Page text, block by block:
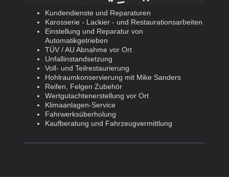
Kundendienste und Reparaturen
Karosserie - Lackier - und Restaurationsarbeiten
Einstellung und Reparatur von
Automatikgetrieben
TÜV / AU Abnahme vor Ort
Unfallinstandsetzung
Voll- und Teilrestaurierung
Hohlraumkonservierung mit Mike Sanders
Reifen, Felgen Zubehör
Wertgutachtenerstellung vor Ort
Klimaanlagen-Service
Fahrwerksüberholung
Kaufberatung und Fahrzeugvermittlung